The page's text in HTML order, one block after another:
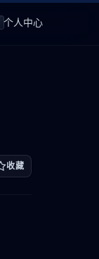
个人中心
收藏